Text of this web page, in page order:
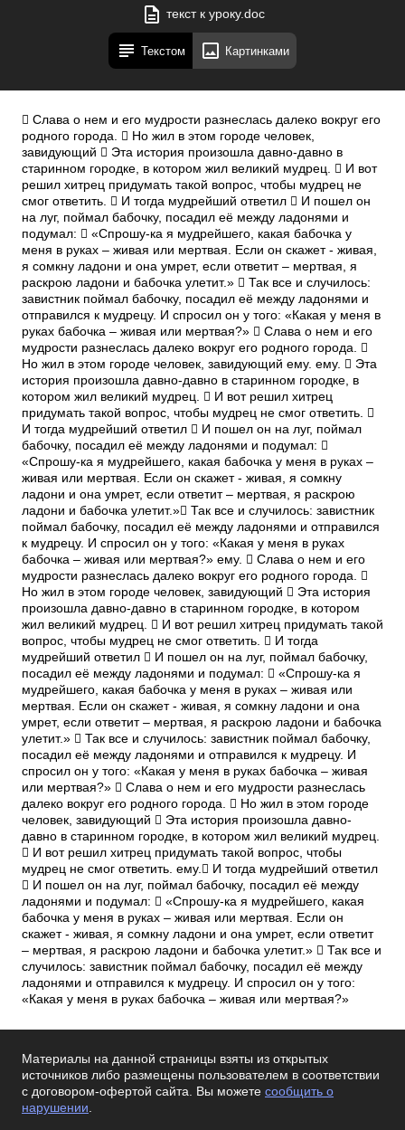
текст к уроку.doc
Текстом Картинками
 Слава о нем и его мудрости разнеслась далеко вокруг его
родного города.  Но жил в этом городе человек,
завидующий  Эта история произошла давно-давно в
старинном городке, в котором жил великий мудрец.  И вот
решил хитрец придумать такой вопрос, чтобы мудрец не
смог ответить.  И тогда мудрейший ответил  И пошел он
на луг, поймал бабочку, посадил её между ладонями и
подумал:  «Спрошу-ка я мудрейшего, какая бабочка у
меня в руках – живая или мертвая. Если он скажет - живая,
я сомкну ладони и она умрет, если ответит – мертвая, я
раскрою ладони и бабочка улетит.»  Так все и случилось:
завистник поймал бабочку, посадил её между ладонями и
отправился к мудрецу. И спросил он у того: «Какая у меня в
руках бабочка – живая или мертвая?»  Слава о нем и его
мудрости разнеслась далеко вокруг его родного города. 
Но жил в этом городе человек, завидующий ему. ему.  Эта
история произошла давно-давно в старинном городке, в
котором жил великий мудрец.  И вот решил хитрец
придумать такой вопрос, чтобы мудрец не смог ответить. 
И тогда мудрейший ответил  И пошел он на луг, поймал
бабочку, посадил её между ладонями и подумал: 
«Спрошу-ка я мудрейшего, какая бабочка у меня в руках –
живая или мертвая. Если он скажет - живая, я сомкну
ладони и она умрет, если ответит – мертвая, я раскрою
ладони и бабочка улетит.» Так все и случилось: завистник
поймал бабочку, посадил её между ладонями и отправился
к мудрецу. И спросил он у того: «Какая у меня в руках
бабочка – живая или мертвая?» ему.  Слава о нем и его
мудрости разнеслась далеко вокруг его родного города. 
Но жил в этом городе человек, завидующий  Эта история
произошла давно-давно в старинном городке, в котором
жил великий мудрец.  И вот решил хитрец придумать такой
вопрос, чтобы мудрец не смог ответить.  И тогда
мудрейший ответил  И пошел он на луг, поймал бабочку,
посадил её между ладонями и подумал:  «Спрошу-ка я
мудрейшего, какая бабочка у меня в руках – живая или
мертвая. Если он скажет - живая, я сомкну ладони и она
умрет, если ответит – мертвая, я раскрою ладони и бабочка
улетит.»  Так все и случилось: завистник поймал бабочку,
посадил её между ладонями и отправился к мудрецу. И
спросил он у того: «Какая у меня в руках бабочка – живая
или мертвая?»  Слава о нем и его мудрости разнеслась
далеко вокруг его родного города.  Но жил в этом городе
человек, завидующий  Эта история произошла давно-
давно в старинном городке, в котором жил великий мудрец.
 И вот решил хитрец придумать такой вопрос, чтобы
мудрец не смог ответить. ему. И тогда мудрейший ответил
 И пошел он на луг, поймал бабочку, посадил её между
ладонями и подумал:  «Спрошу-ка я мудрейшего, какая
бабочка у меня в руках – живая или мертвая. Если он
скажет - живая, я сомкну ладони и она умрет, если ответит
– мертвая, я раскрою ладони и бабочка улетит.»  Так все и
случилось: завистник поймал бабочку, посадил её между
ладонями и отправился к мудрецу. И спросил он у того:
«Какая у меня в руках бабочка – живая или мертвая?»
Материалы на данной страницы взяты из открытых
источников либо размещены пользователем в соответствии
с договором-офертой сайта. Вы можете сообщить о
нарушении.